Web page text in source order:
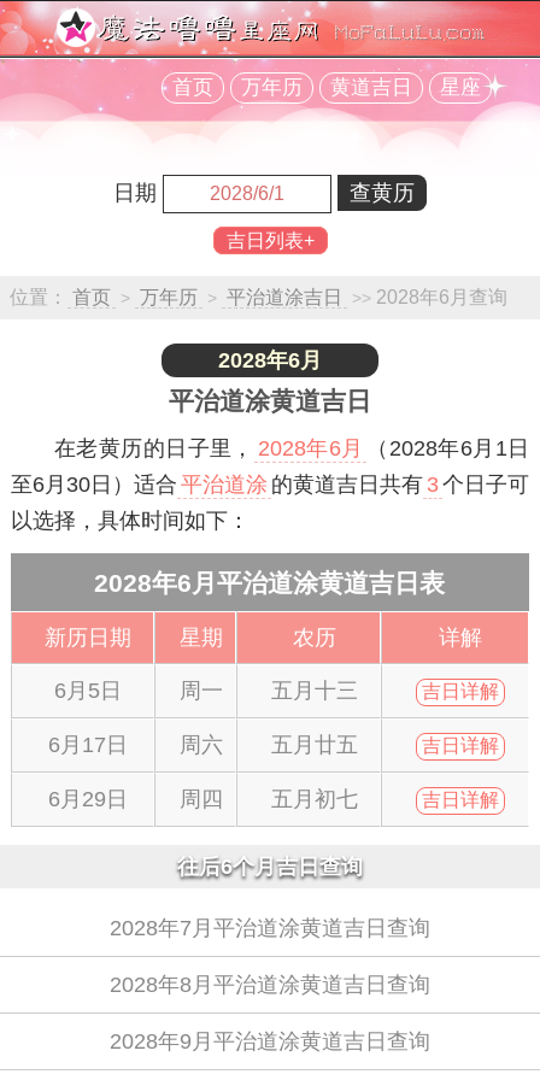
首页 万年历 黄道吉日 星座
日期
吉日列表+
位置： 首页 > 万年历 > 平治道涂吉日 >> 2028年6月查询
2028年6月
平治道涂黄道吉日
在老黄历的日子里， 2028年6月
（2028年6月1日
至6月30日）适合 平治道涂 的黄道吉日共有 3个日子可
以选择，具体时间如下：
2028年6月平治道涂黄道吉日表
新历日期 星期 农历 详解
6月5日 周一 五月十三 吉日详解
6月17日 周六 五月廿五 吉日详解
6月29日 周四 五月初七 吉日详解
往后6个月吉日查询
2028年7月平治道涂黄道吉日查询
2028年8月平治道涂黄道吉日查询
2028年9月平治道涂黄道吉日查询